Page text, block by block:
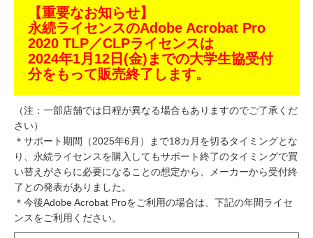
【重要なお知らせ】
永続ライセンスのAdobe Acrobat Pro
2020 TLP／CLPライセンスは
2024年1月12日(金)までの大学生協受付
分をもって販売終了します。
（注：一部店舗では日程が異なる場合もありますのでご了承くだ
さい）
＊サポート期間（2025年6月）まで18カ月を切るタイミングとな
り、永続ライセンスを購入してもサポート終了のタイミングで買
い替えがさらに必要になることの想定から、メーカーから受付終
了との発表がありました。
＊今後Adobe Acrobat Proをご利用の場合は、下記の年間ライセ
ンスをご利用ください。